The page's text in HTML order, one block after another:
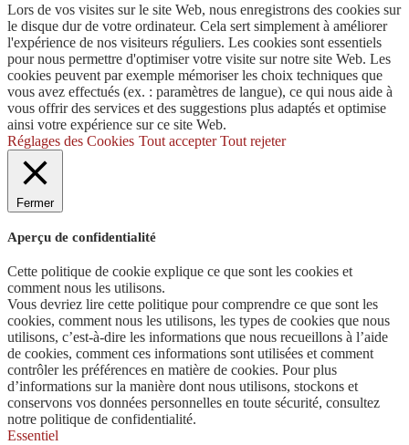
Lors de vos visites sur le site Web, nous enregistrons des cookies sur
le disque dur de votre ordinateur. Cela sert simplement à améliorer
l'expérience de nos visiteurs réguliers. Les cookies sont essentiels
pour nous permettre d'optimiser votre visite sur notre site Web. Les
cookies peuvent par exemple mémoriser les choix techniques que
vous avez effectués (ex. : paramètres de langue), ce qui nous aide à
vous offrir des services et des suggestions plus adaptés et optimise
ainsi votre expérience sur ce site Web.
Réglages des Cookies Tout accepter Tout rejeter
Fermer
Aperçu de confidentialité
Cette politique de cookie explique ce que sont les cookies et
comment nous les utilisons.
Vous devriez lire cette politique pour comprendre ce que sont les
cookies, comment nous les utilisons, les types de cookies que nous
utilisons, c’est-à-dire les informations que nous recueillons à l’aide
de cookies, comment ces informations sont utilisées et comment
contrôler les préférences en matière de cookies. Pour plus
d’informations sur la manière dont nous utilisons, stockons et
conservons vos données personnelles en toute sécurité, consultez
notre politique de confidentialité.
Essentiel